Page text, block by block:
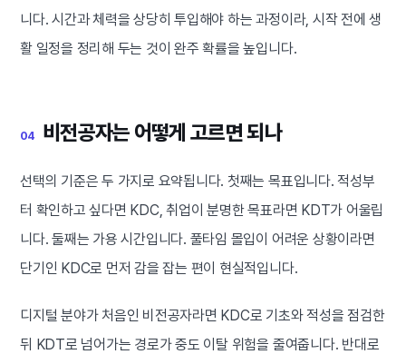
니다. 시간과 체력을 상당히 투입해야 하는 과정이라, 시작 전에 생
활 일정을 정리해 두는 것이 완주 확률을 높입니다.
04 비전공자는 어떻게 고르면 되나
선택의 기준은 두 가지로 요약됩니다. 첫째는 목표입니다. 적성부
터 확인하고 싶다면 KDC, 취업이 분명한 목표라면 KDT가 어울립
니다. 둘째는 가용 시간입니다. 풀타임 몰입이 어려운 상황이라면
단기인 KDC로 먼저 감을 잡는 편이 현실적입니다.
디지털 분야가 처음인 비전공자라면 KDC로 기초와 적성을 점검한
뒤 KDT로 넘어가는 경로가 중도 이탈 위험을 줄여줍니다. 반대로